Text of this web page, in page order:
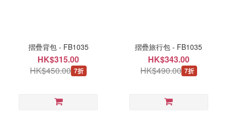
摺疊背包 - FB1035
HK$315.00
HK$450.00 7折
摺疊旅行包 - FB1035
HK$343.00
HK$490.00 7折